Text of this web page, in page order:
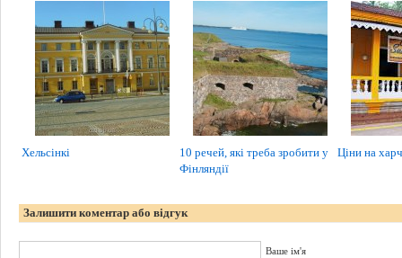
Хельсінкі
10 речей, які треба зробити у
Фінляндії
Ціни на
Залишити коментар або відгук
Ваше ім'я